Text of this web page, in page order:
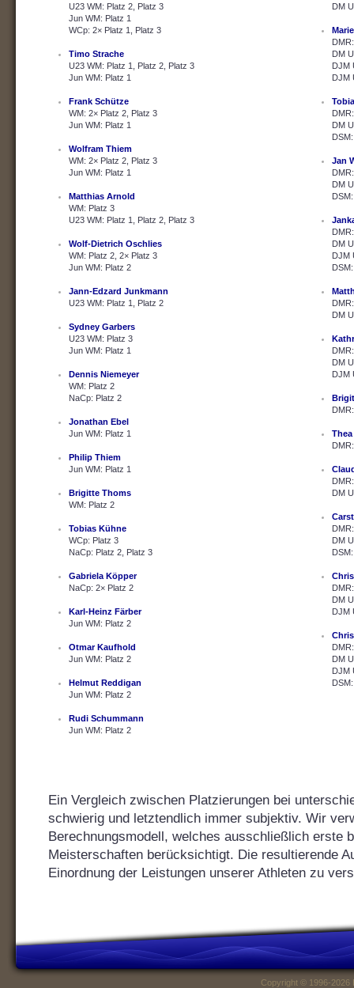
U23 WM: Platz 2, Platz 3
Jun WM: Platz 1
WCp: 2× Platz 1, Platz 3
Timo Strache
U23 WM: Platz 1, Platz 2, Platz 3
Jun WM: Platz 1
Frank Schütze
WM: 2× Platz 2, Platz 3
Jun WM: Platz 1
Wolfram Thiem
WM: 2× Platz 2, Platz 3
Jun WM: Platz 1
Matthias Arnold
WM: Platz 3
U23 WM: Platz 1, Platz 2, Platz 3
Wolf-Dietrich Oschlies
WM: Platz 2, 2× Platz 3
Jun WM: Platz 2
Jann-Edzard Junkmann
U23 WM: Platz 1, Platz 2
Sydney Garbers
U23 WM: Platz 3
Jun WM: Platz 1
Dennis Niemeyer
WM: Platz 2
NaCp: Platz 2
Jonathan Ebel
Jun WM: Platz 1
Philip Thiem
Jun WM: Platz 1
Brigitte Thoms
WM: Platz 2
Tobias Kühne
WCp: Platz 3
NaCp: Platz 2, Platz 3
Gabriela Köpper
NaCp: 2× Platz 2
Karl-Heinz Färber
Jun WM: Platz 2
Otmar Kaufhold
Jun WM: Platz 2
Helmut Reddigan
Jun WM: Platz 2
Rudi Schummann
Jun WM: Platz 2
DM
DM
DJM
DJM
DM
Jan
DM
DM
DJM
DM
DM
DJM
DM
DM
DM
DJM
DM
DJM
Ein Vergleich zwischen Platzierungen bei
schwierig und letztendlich immer subjektiv. Wir
Berechnungsmodell, welches ausschließlich erste
Meisterschaften berücksichtigt. Die resultierende
Einordnung der Leistungen unserer Athleten zu
Copyright © 1996-2026